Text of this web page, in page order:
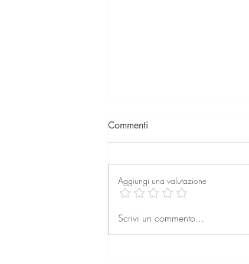
La professione dell’agente
Commenti
Aggiungi una valutazione
Scrivi un commento...